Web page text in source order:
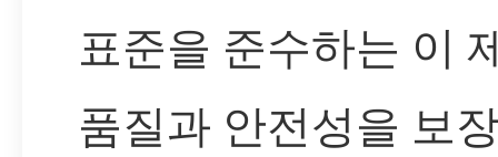
표준을 준수하는 이
품질과 안전성을 보